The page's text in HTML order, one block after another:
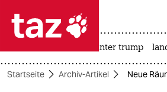
 taz zahl ich
taz zahl ich
usa unter trump
Startseite Archiv-Artikel Neue